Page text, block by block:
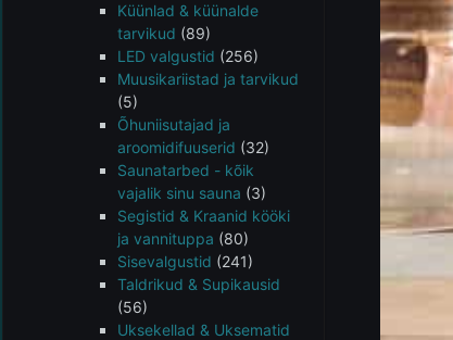
Küünlad & küünalde
tarvikud (89)
LED valgustid (256)
Muusikariistad ja tarvikud
(5)
Õhuniisutajad ja
aroomidifuuserid (32)
Saunatarbed - kõik
vajalik sinu sauna (3)
Segistid & Kraanid kööki
ja vannituppa (80)
Sisevalgustid (241)
Taldrikud & Supikausid
(56)
Uksekellad & Uksematid